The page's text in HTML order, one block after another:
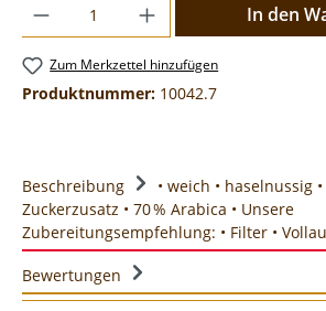
In den
Zum Merkzettel hinzufügen
Produktnummer: 10042.7
Beschreibung
• weich • haselnussig
Zuckerzusatz • 70 % Arabica • Unsere
Zubereitungsempfehlung: • Filter •
Bewertungen